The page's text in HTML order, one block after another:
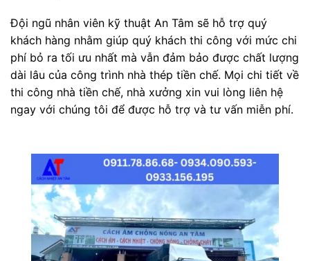
Đội ngũ nhân viên kỹ thuật An Tâm sẽ hỗ trợ quý
khách hàng nhằm giúp quý khách thi công với mức chi
phí bỏ ra tối ưu nhất mà vẫn đảm bảo được chất lượng
dài lâu của công trình nhà thép tiền chế. Mọi chi tiết về
thi công nhà tiền chế, nhà xưởng xin vui lòng liên hệ
ngay với chúng tôi để được hỗ trợ và tư vấn miễn phí.